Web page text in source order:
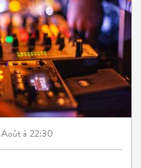
Aoûtà 22:30